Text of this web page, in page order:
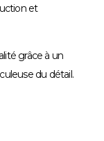
et
grâce à un
du détail.